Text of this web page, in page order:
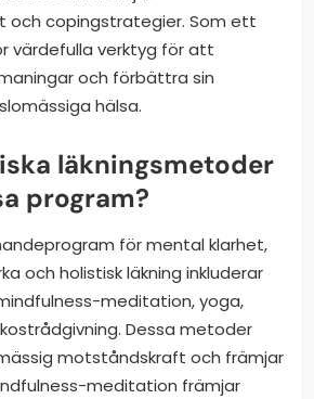
och copingstrategier. Som ett
värdefulla verktyg för att
och förbättra sin
hälsa.
läkningsmetoder
program?
för mental klarhet,
och holistisk läkning inkluderar
meditation, yoga,
Dessa metoder
motståndskraft och främjar
meditation främjar